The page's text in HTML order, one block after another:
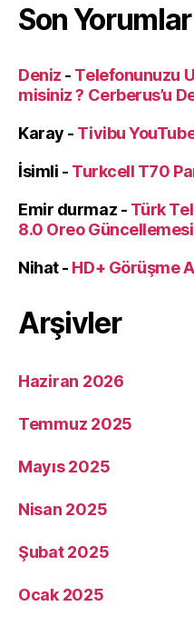
Son Yorumlar
Deniz - Telefonunuzu
misiniz ? Cerberus’u
Karay - Tivibu
İsimli - Turkcell T70
Emir durmaz - Türk
8.0 Oreo Güncellemesi
Nihat- HD+ Görüşme
Arşivler
Haziran 2026
Temmuz 2025
Mayıs 2025
Nisan 2025
Şubat 2025
Ocak 2025